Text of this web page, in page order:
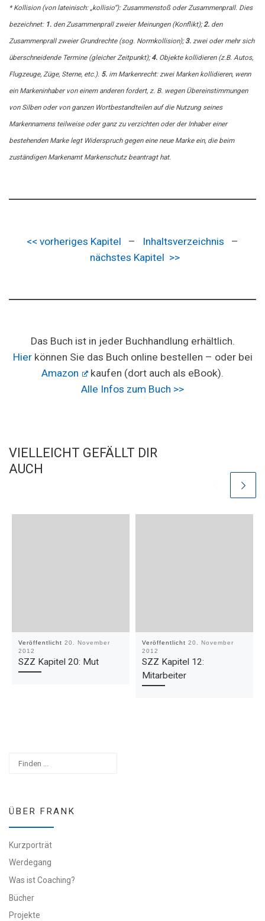
* Kollision (von lateinisch: „kollisio“): Zusammenstoß oder Zusammenprall. Dies
bezeichnet: 1. den Zusammenprall zweier Meinungen (Konflikt);2. den
Zusammenprall zweier Grundrechte (sog. Normkollision);3. zwei oder mehr sich
überschneidende Termine (gleicher Zeitpunkt);4. Objekte kollidieren (z.B. Autos,
Flugzeuge, Züge, Sterne, etc.). 5. im Markenrecht: zwei Marken kollidieren, wenn
ein Markeninhaber von einem anderen fordert, z. B. wegen Übereinstimmungen
von Silben oder von ganzen Wortbestandteilen auf die Nutzung seines
Markennamens teilweise oder ganz zu verzichten oder der Inhaber einer
bestehenden Marke legt Widerspruch gegen eine neue Marke ein, die beim
zuständigen Markenamt Markenschutz beantragt hat.
<< vorheriges Kapitel – Inhaltsverzeichnis –
nächstes Kapitel >>
Das Buch ist in jeder Buchhandlung erhältlich.
Hierkönnen Sie das Buch online bestellen – oder bei
Amazon
kaufen (dort auch als eBook).
Alle Infos zum Buch >>
VIELLEICHT GEFÄLLT DIR
AUCH
Veröffentlicht20. November
2012
SZZ Kapitel 20: Mut
Veröffentlicht20. November
2012
SZZ Kapitel 12:
Mitarbeiter
ÜBER FRANK
Kurzporträt
Werdegang
Was ist Coaching?
Bücher
Projekte